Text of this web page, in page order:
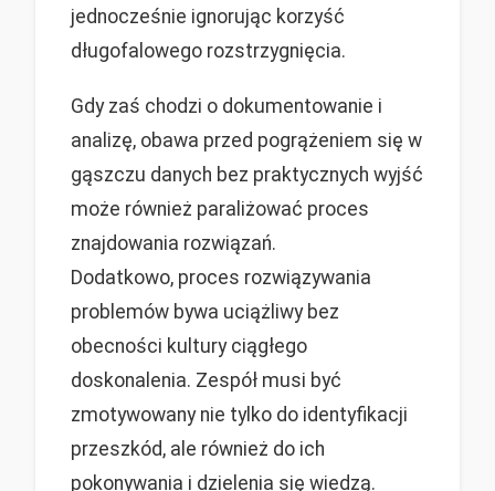
jednocześnie ignorując korzyść
długofalowego rozstrzygnięcia.
Gdy zaś chodzi o dokumentowanie i
analizę, obawa przed pogrążeniem się w
gąszczu danych bez praktycznych wyjść
może również paraliżować proces
znajdowania rozwiązań.
Dodatkowo, proces rozwiązywania
problemów bywa uciążliwy bez
obecności kultury ciągłego
doskonalenia. Zespół musi być
zmotywowany nie tylko do identyfikacji
przeszkód, ale również do ich
pokonywania i dzielenia się wiedzą.